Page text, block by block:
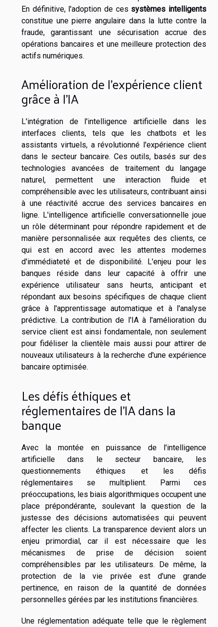
En définitive, l'adoption de ces systèmes intelligents
constitue une pierre angulaire dans la lutte contre la
fraude, garantissant une sécurisation accrue des
opérations bancaires et une meilleure protection des
actifs numériques.
Amélioration de l'expérience client
grâce à l'IA
L'intégration de l'intelligence artificielle dans les
interfaces clients, tels que les chatbots et les
assistants virtuels, a révolutionné l'expérience client
dans le secteur bancaire. Ces outils, basés sur des
technologies avancées de traitement du langage
naturel, permettent une interaction fluide et
compréhensible avec les utilisateurs, contribuant ainsi
à une réactivité accrue des services bancaires en
ligne. L'intelligence artificielle conversationnelle joue
un rôle déterminant pour répondre rapidement et de
manière personnalisée aux requêtes des clients, ce
qui est en accord avec les attentes modernes
d'immédiateté et de disponibilité. L'enjeu pour les
banques réside dans leur capacité à offrir une
expérience utilisateur sans heurts, anticipant et
répondant aux besoins spécifiques de chaque client
grâce à l'apprentissage automatique et à l'analyse
prédictive. La contribution de l'IA à l'amélioration du
service client est ainsi fondamentale, non seulement
pour fidéliser la clientèle mais aussi pour attirer de
nouveaux utilisateurs à la recherche d'une expérience
bancaire optimisée.
Les défis éthiques et
réglementaires de l'IA dans la
banque
Avec la montée en puissance de l'intelligence
artificielle dans le secteur bancaire, les
questionnements éthiques et les défis
réglementaires se multiplient. Parmi ces
préoccupations, les biais algorithmiques occupent une
place prépondérante, soulevant la question de la
justesse des décisions automatisées qui peuvent
affecter les clients. La transparence devient alors un
enjeu primordial, car il est nécessaire que les
mécanismes de prise de décision soient
compréhensibles par les utilisateurs. De même, la
protection de la vie privée est d'une grande
pertinence, en raison de la quantité de données
personnelles gérées par les institutions financières.
Une réglementation adéquate telle que le règlement